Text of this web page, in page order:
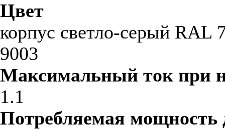
Цвет
корпус светло-серый RAL
9003
Максимальный ток при
1.1
Потребляемая мощность